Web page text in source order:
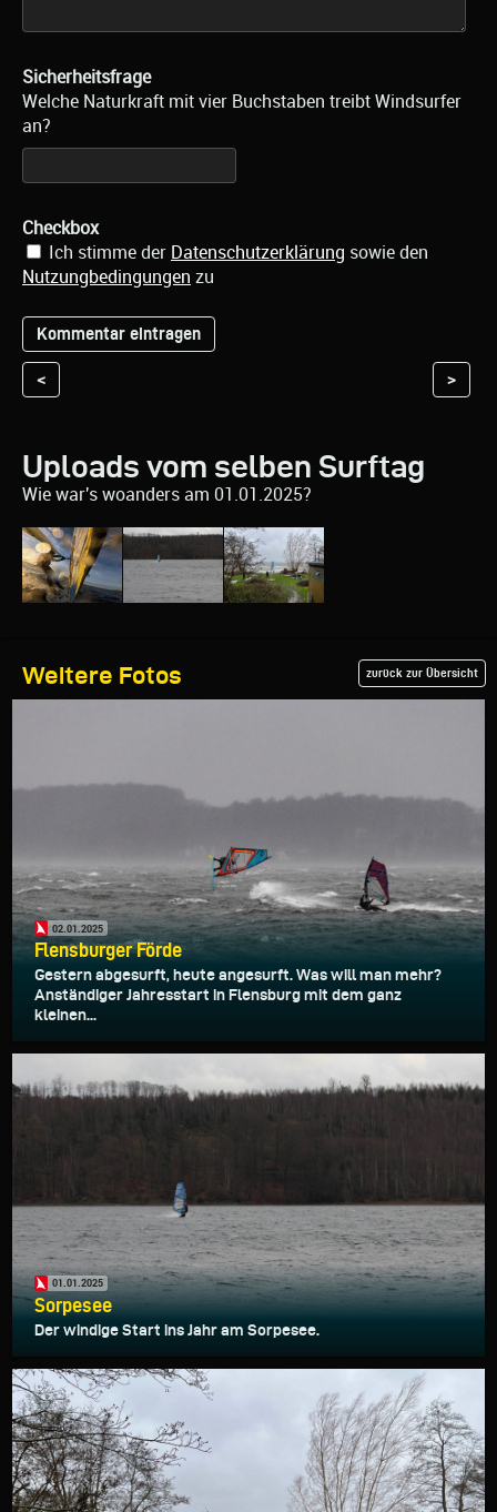
Sicherheitsfrage
Welche Naturkraft mit vier Buchstaben treibt Windsurfer
an?
Checkbox
Ich stimme der Datenschutzerklärung sowie den
Nutzungbedingungen zu
< >
Uploads vom selben Surftag
Wie war's woanders am 01.01.2025?
Weitere Fotos zurück zur Übersicht
02.01.2025
Flensburger Förde
Gestern abgesurft, heute angesurft. Was will man mehr?
Anständiger Jahresstart in Flensburg mit dem ganz
kleinen...
01.01.2025
Sorpesee
Der windige Start ins Jahr am Sorpesee.